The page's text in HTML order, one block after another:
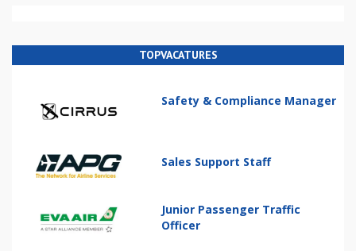
TOPVACATURES
Safety & Compliance Manager
Sales Support Staff
Junior Passenger Traffic
Officer